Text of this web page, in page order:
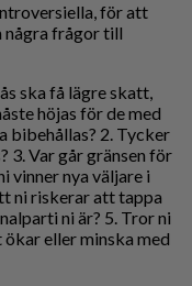
för att
några frågor till
ska få lägre skatt,
höjas för de med
bibehållas? 2. Tycker
3. Var går gränsen för
vinner nya väljare i
ni riskerar att tappa
ni är? 5. Tror ni
eller minska med